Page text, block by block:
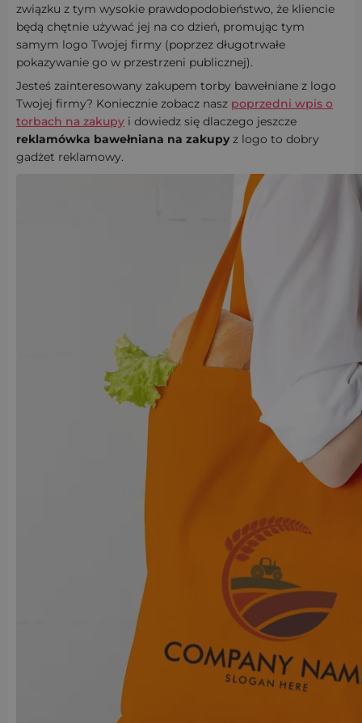
związku z tym wysokie prawdopodobieństwo, że kliencie
będą chętnie używać jej na co dzień, promując tym
samym logo Twojej firmy (poprzez długotrwałe
pokazywanie go w przestrzeni publicznej).
Jesteś zainteresowany zakupem torby bawełniane z logo
Twojej firmy? Koniecznie zobacz nasz poprzedni wpis o
torbach na zakupy i dowiedz się dlaczego jeszcze
reklamówka bawełniana na zakupy z logo to dobry
gadżet reklamowy.